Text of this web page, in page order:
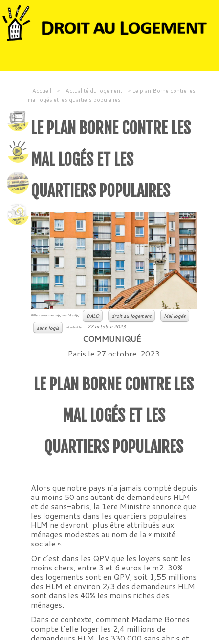
Accueil » Actualité du logement » Le plan Borne contre les
mal logés et les quartiers populaires
LE PLAN BORNE CONTRE LES
MAL LOGÉS ET LES
QUARTIERS POPULAIRES
Billet comportant le(s) mot(s) clé(s) DALO droit au logement
Mal logés
sans logis
et publié le 27 octobre 2023
COMMUNIQUÉ
Paris le 27 octobre 2023
LE PLAN BORNE CONTRE LES
MAL LOGÉS ET LES
QUARTIERS POPULAIRES
Alors que notre pays n’a jamais compté depuis
au moins 50 ans autant de demandeurs HLM
et de sans-abris, la 1ere Ministre annonce que
les logements dans les quartiers populaires
HLM ne devront plus être attribués aux
ménages modestes au nom de la « mixité
sociale ».
Or c’est dans les QPV que les loyers sont les
moins chers, entre 3 et 6 euros le m2. 30%
des logements sont en QPV, soit 1,55 millions
des HLM et environ 2/3 des demandeurs HLM
sont dans les 40% les moins riches des
ménages.
Dans ce contexte, comment Madame Bornes
compte t’elle loger les 2,4 millions de
demandeurs HLM, les 330 000 sans abris et